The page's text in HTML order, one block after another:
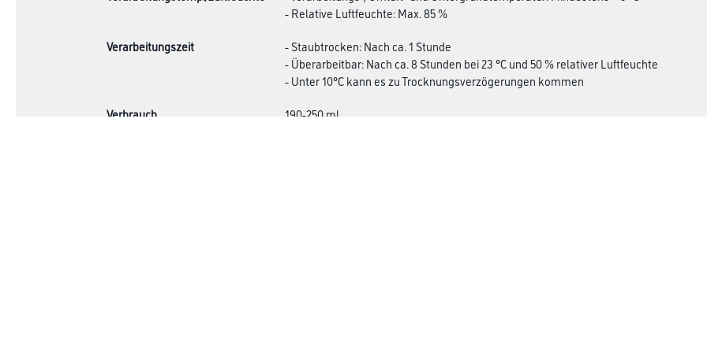
- Relative Luftfeuchte: Max. 85 %
Verarbeitungszeit
- Staubtrocken: Nach ca. 1 Stunde
- Überarbeitbar: Nach ca. 8 Stunden bei 23 °C und 50 % relativer Luftfeuchte
- Unter 10°C kann es zu Trocknungsverzögerungen kommen
Verbrauch
190-250 ml